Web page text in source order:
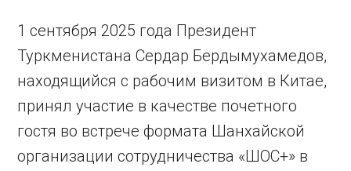
1 сентября 2025 года Президент
Туркменистана Сердар Бердымухамедов,
находящийся с рабочим визитом в Китае,
принял участие в качестве почетного
гостя во встрече формата Шанхайской
организации сотрудничества «ШОС+» в